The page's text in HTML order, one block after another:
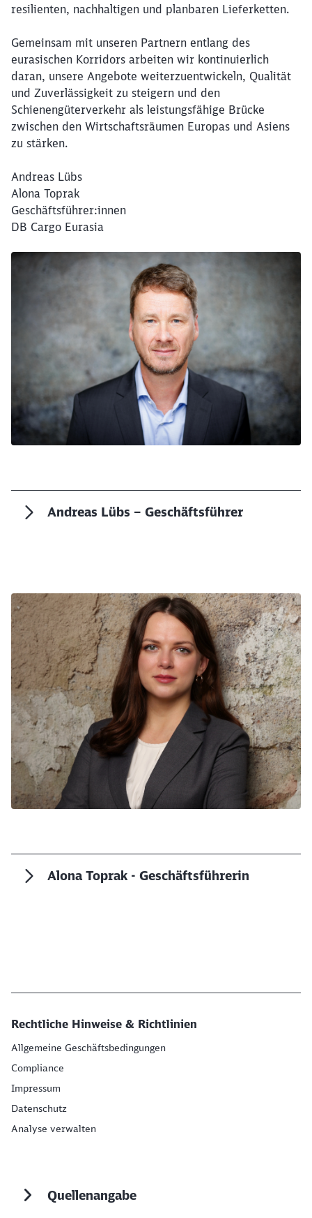
resilienten, nachhaltigen und planbaren Lieferketten.
Gemeinsam mit unseren Partnern entlang des
eurasischen Korridors arbeiten wir kontinuierlich
daran, unsere Angebote weiterzuentwickeln, Qualität
und Zuverlässigkeit zu steigern und den
Schienengüterverkehr als leistungsfähige Brücke
zwischen den Wirtschaftsräumen Europas und Asiens
zu stärken.
Andreas Lübs
Alona Toprak
Geschäftsführer:innen
DB Cargo Eurasia
Andreas Lübs – Geschäftsführer
Alona Toprak - Geschäftsführerin
Rechtliche Hinweise & Richtlinien
Allgemeine Geschäftsbedingungen
Compliance
Impressum
Datenschutz
Analyse verwalten
Quellenangabe
Schließen
Möchten Sie zuweitergeleitet
werden?